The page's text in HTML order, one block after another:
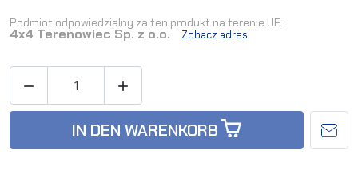
Podmiot odpowiedzialny za ten produkt na terenie UE:
4x4 Terenowiec Sp. z o.o. Zobacz adres
 
IN DEN WARENKORB